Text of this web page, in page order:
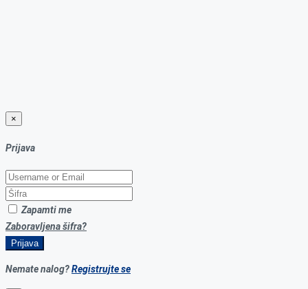
×
Prijava
Zapamti me
Zaboravljena šifra?
Prijava
Nemate nalog?Registrujte se